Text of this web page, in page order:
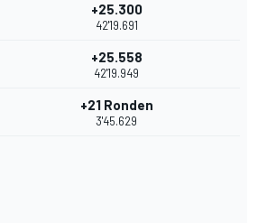
+25.300
42'19.691
+25.558
42'19.949
+21 Ronden
3'45.629